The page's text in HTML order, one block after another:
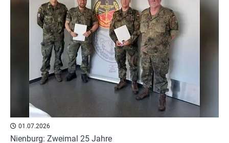
01.07.2026
Nienburg: Zweimal 25 Jahre